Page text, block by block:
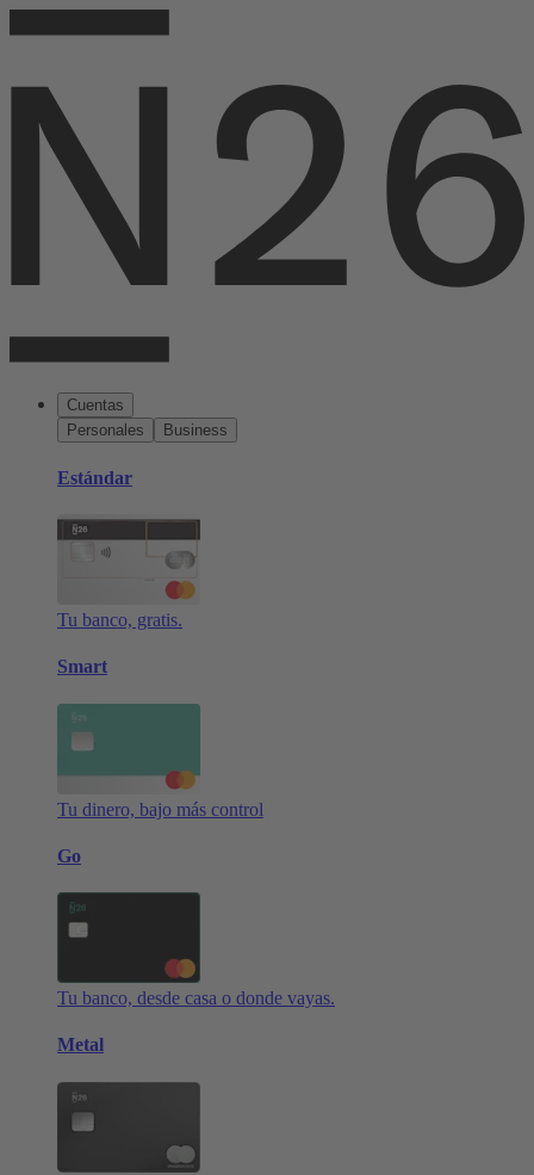
Cuentas
Personales
Business
Estándar
Tu banco, gratis.
Smart
Tu dinero, bajo más control
Go
Tu banco, desde casa o donde vayas.
Metal